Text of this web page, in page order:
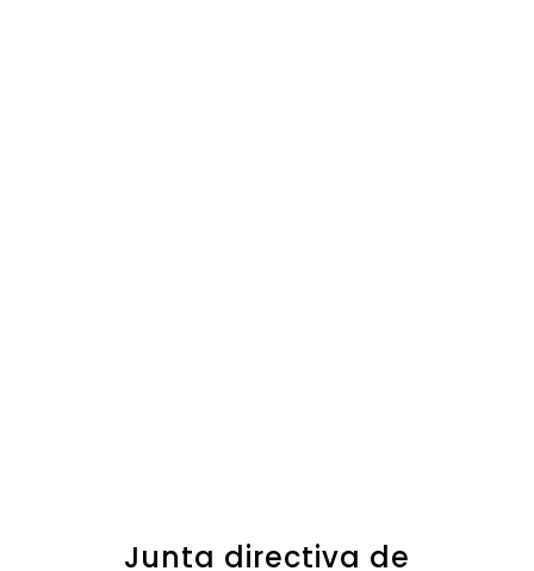
Junta directiva de